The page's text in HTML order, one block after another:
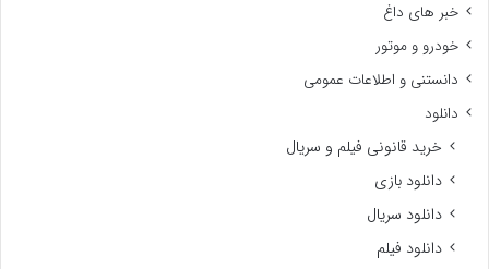
خبر های داغ
خودرو و موتور
دانستنی و اطلاعات عمومی
دانلود
خرید قانونی فیلم و سریال
دانلود بازی
دانلود سریال
دانلود فیلم